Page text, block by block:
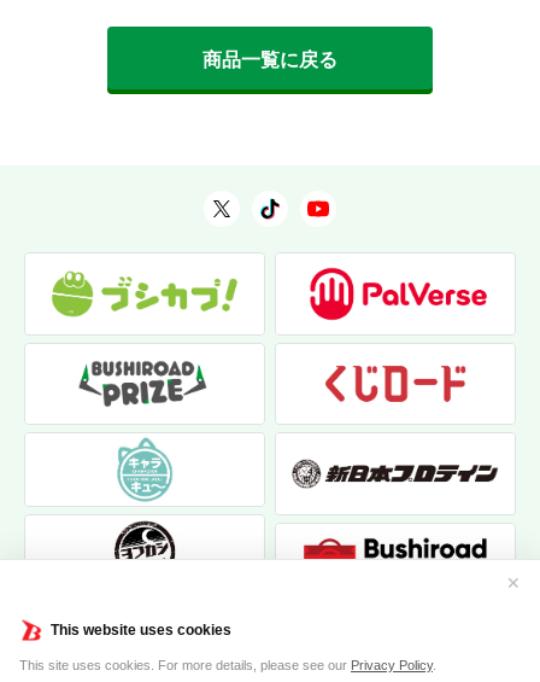
This website uses cookies
This site uses cookies. For more details, please see our Privacy Policy.
✕
商品一覧に戻る